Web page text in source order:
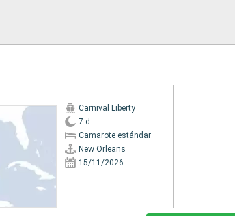
Carnival Liberty
7 d
Camarote estándar
New Orleans
15/11/2026